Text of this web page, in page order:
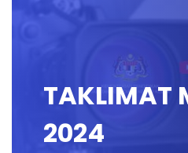
TAKLIMAT
2024